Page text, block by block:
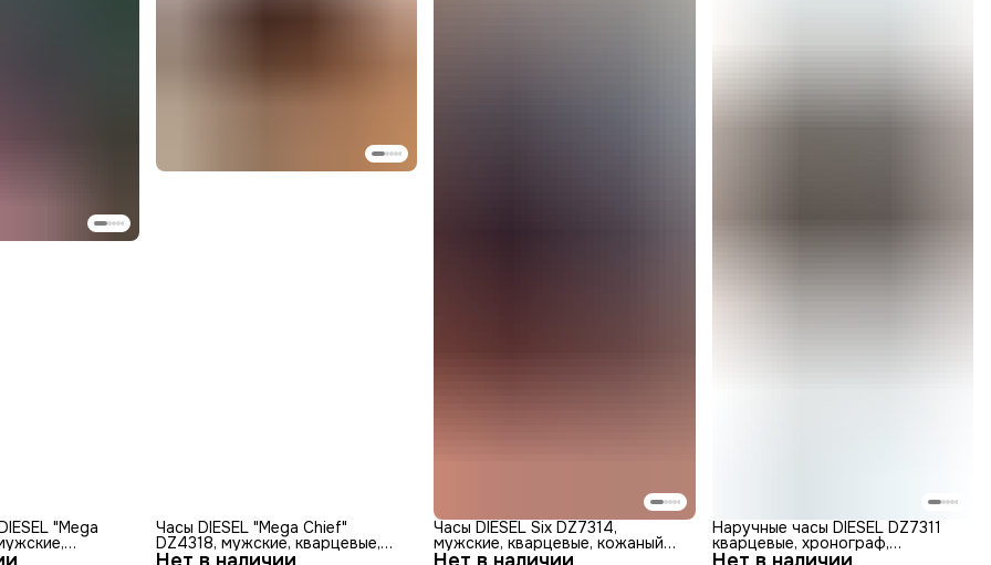
"Mega Часы DIESEL "Mega Chief"
DZ4318, мужские, кварцевые,
водонепроницаемые, черные
Часы DIESEL Six DZ7314,
мужские, кварцевые, кожаный
ремешок, WR30
Наручные часы DIESEL DZ7311
кварцевые, хронограф,
секундомер,